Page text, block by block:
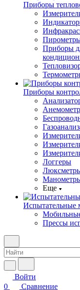
Приборы
Приборы
Приборы
Логгеры
Еще
Прессы
Войти
0
Сравнение